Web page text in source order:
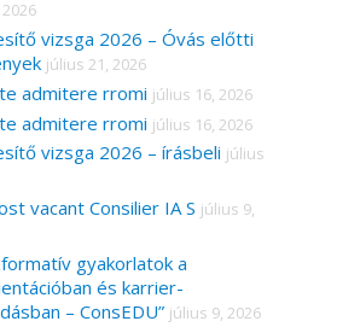
vizsga 2026 – Óvás előtti
július 21, 2026
admitere rromi július 16, 2026
admitere rromi július 16, 2026
vizsga 2026 – írásbeli július
vacant Consilier IA S július 9,
gyakorlatok a
és karrier-
– ConsEDU” július 9, 2026